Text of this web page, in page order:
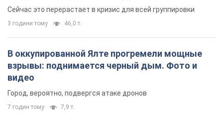
удалось
Сейчас это перерастает в кризис для всей группировки
3 години тому 46,0 т.
В оккупированной Ялте прогремели мощные
взрывы: поднимается черный дым. Фото и
видео
Город, вероятно, подвергся атаке дронов
7 годин тому 7,9 т.